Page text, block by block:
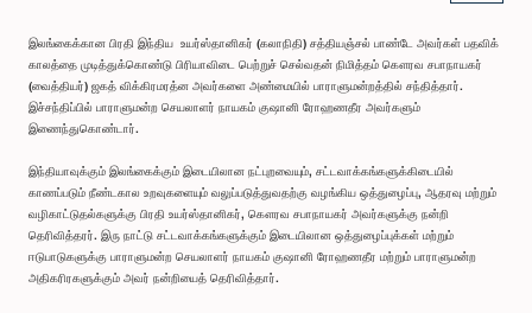
இலங்கைக்கான பிரதி இந்திய உயர்ஸ்தானிகர் (கலாநிதி) சத்தியஞ்சல் பாண்டே அவர்கள் பதவிக்
காலத்தை முடித்துக்கொண்டு பிரியாவிடை பெற்றுச் செல்வதன் நிமித்தம் கௌரவ சபாநாயகர்
(வைத்தியர்) ஜகத் விக்கிரமரத்ன அவர்களை அண்மையில் பாராளுமன்றத்தில் சந்தித்தார்.
இச்சந்திப்பில் பாராளுமன்ற செயலாளர் நாயகம் குஷானி ரோஹணதீர அவர்களும்
இணைந்துகொண்டார்.
இந்தியாவுக்கும் இலங்கைக்கும் இடையிலான நட்புறவையும், சட்டவாக்கங்களுக்கிடையில்
காணப்படும் நீண்டகால உறவுகளையும் வலுப்படுத்துவதற்கு வழங்கிய ஒத்துழைப்பு, ஆதரவு மற்றும்
வழிகாட்டுதல்களுக்கு பிரதி உயர்ஸ்தானிகர், கௌரவ சபாநாயகர் அவர்களுக்கு நன்றி
தெரிவித்தரர். இரு நாட்டு சட்டவாக்கங்களுக்கும் இடையிலான ஒத்துழைப்புக்கள் மற்றும்
ஈடுபாடுகளுக்கு பாராளுமன்ற செயலாளர் நாயகம் குஷானி ரோஹணதீர மற்றும் பாராளுமன்ற
அதிகரிரகளுக்கும் அவர் நன்றியைத் தெரிவித்தார்.